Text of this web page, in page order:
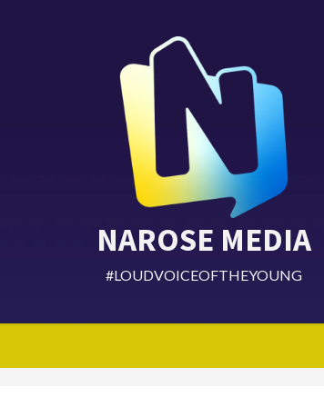
NAROSE MEDIA
#LOUDVOICEOFTHEYOUNG